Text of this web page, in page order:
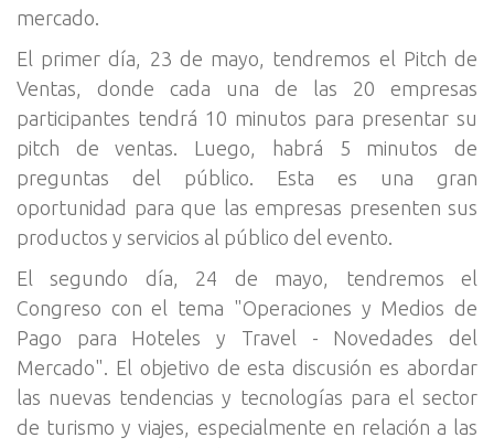
mercado.
El primer día, 23 de mayo, tendremos el Pitch de
Ventas, donde cada una de las 20 empresas
participantes tendrá 10 minutos para presentar su
pitch de ventas. Luego, habrá 5 minutos de
preguntas del público. Esta es una gran
oportunidad para que las empresas presenten sus
productos y servicios al público del evento.
El segundo día, 24 de mayo, tendremos el
Congreso con el tema "Operaciones y Medios de
Pago para Hoteles y Travel - Novedades del
Mercado". El objetivo de esta discusión es abordar
las nuevas tendencias y tecnologías para el sector
de turismo y viajes, especialmente en relación a las